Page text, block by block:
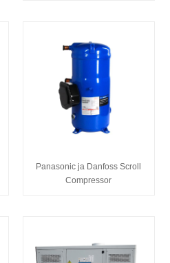
Panasonic ja Danfoss Scroll
Compressor